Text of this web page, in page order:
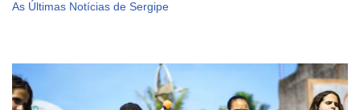
As Últimas Notícias de Sergipe